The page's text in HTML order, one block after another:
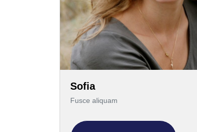
Sofia
Fusce aliquam